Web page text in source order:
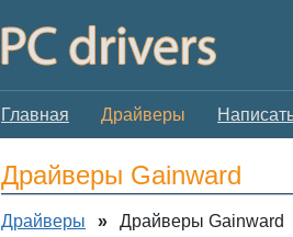
Главная Драйверы
Драйверы Gainward
Драйверы » Драйверы Gainward